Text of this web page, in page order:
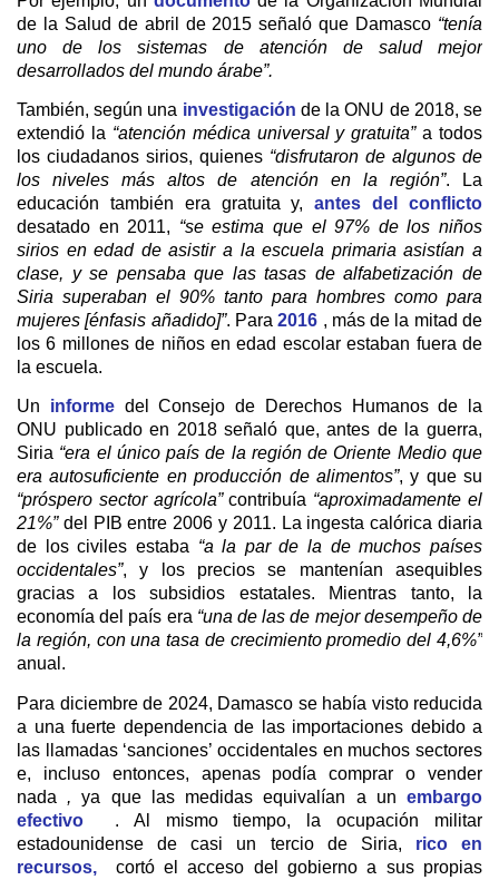
de la Salud de abril de 2015 señaló que Damasco “tenía
uno de los sistemas de atención de salud mejor
desarrollados del mundo árabe”.
También, según una investigación de la ONU de 2018, se
extendió la “atención médica universal y gratuita”a todos
los ciudadanos sirios, quienes “disfrutaron de algunos de
los niveles más altos de atención en la región”. La
educación también era gratuita y,antes del conflicto
desatado en 2011, “se estima que el 97% de los niños
sirios en edad de asistir a la escuela primaria asistían a
clase, y se pensaba que las tasas de alfabetización de
Siria superaban el 90% tanto para hombres como para
mujeres [énfasis añadido]”. Para2016 , más de la mitad de
los 6 millones de niños en edad escolar estaban fuera de
la escuela.
Un informedel Consejo de Derechos Humanos de la
ONU publicado en 2018 señaló que, antes de la guerra,
Siria “era el único país de la región de Oriente Medio que
era autosuficiente en producción de alimentos”, y que su
“próspero sector agrícola”contribuía “aproximadamente el
21%”del PIB entre 2006 y 2011. La ingesta calórica diaria
de los civiles estaba “a la par de la de muchos países
occidentales”, y los precios se mantenían asequibles
gracias a los subsidios estatales. Mientras tanto, la
economía del país era “una de las de mejor desempeño de
la región, con una tasa de crecimiento promedio del 4,6%”
anual.
Para diciembre de 2024, Damasco se había visto reducida
a una fuerte dependencia de las importaciones debido a
las llamadas ‘sanciones’ occidentales en muchos sectores
e, incluso entonces, apenas podía comprar o vender
nada , ya que las medidas equivalían a unembargo
efectivo . Al mismo tiempo, la ocupación militar
estadounidense de casi un tercio de Siria, rico en
recursos, cortó el acceso del gobierno a sus propias